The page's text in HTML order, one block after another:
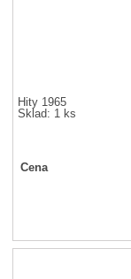
Hity 1965
Sklad: 1 ks
Cena